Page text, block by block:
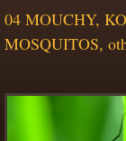
04 MOUCHY,
MOSQUITOS,